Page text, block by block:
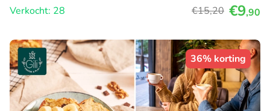
Verkocht: 28
€15,20 €9,90
36% korting